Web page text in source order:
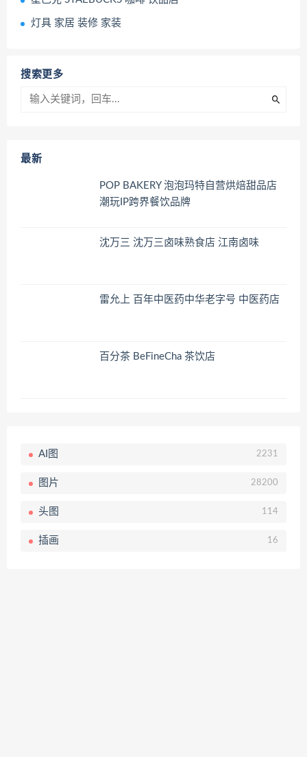
灯具 家居 装修 家装
搜索更多
最新
POP BAKERY 泡泡玛特自营烘焙甜品店
潮玩IP跨界餐饮品牌
沈万三 沈万三卤味熟食店 江南卤味
雷允上 百年中医药中华老字号 中医药店
百分茶 BeFineCha 茶饮店
AI图 2231
图片 28200
头图 114
插画 16